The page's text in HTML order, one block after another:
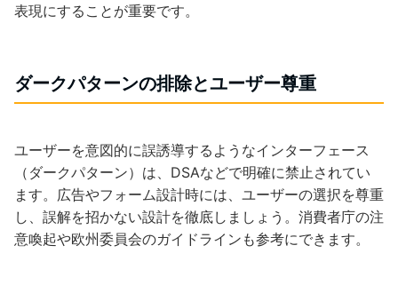
表現にすることが重要です。
ダークパターンの排除とユーザー尊重
ユーザーを意図的に誤誘導するようなインターフェース
（ダークパターン）は、DSAなどで明確に禁止されてい
ます。広告やフォーム設計時には、ユーザーの選択を尊重
し、誤解を招かない設計を徹底しましょう。消費者庁の注
意喚起や欧州委員会のガイドラインも参考にできます。